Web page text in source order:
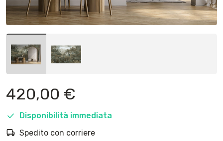
420,00 €
Disponibilità immediata
Spedito con corriere